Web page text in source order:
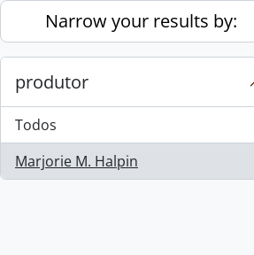
Skip to main content
Narrow your results by:
produtor
Todos
Marjorie M. Halpin
, 2 resultados